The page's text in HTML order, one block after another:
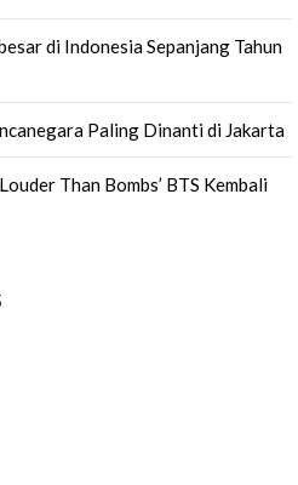
di Indonesia Sepanjang Tahun
Paling Dinanti di Jakarta
Than Bombs’ BTS Kembali